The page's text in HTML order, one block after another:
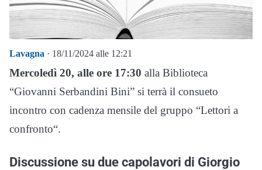
Lavagna · 18/11/2024 alle 12:21
Mercoledì 20, alle ore 17:30 alla Biblioteca
“Giovanni Serbandini Bini” si terrà il consueto
incontro con cadenza mensile del gruppo “Lettori a
confronto“.
Discussione su due capolavori di Giorgio